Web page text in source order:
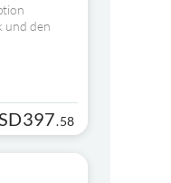
und den
397.58